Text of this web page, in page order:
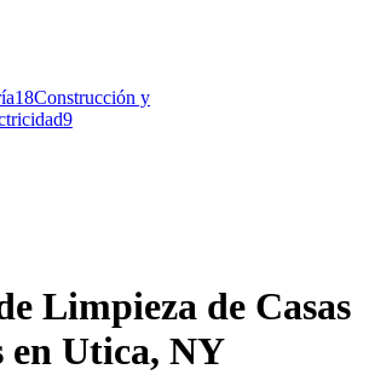
18Construcción y
9
Limpieza de Casas
en Utica, NY